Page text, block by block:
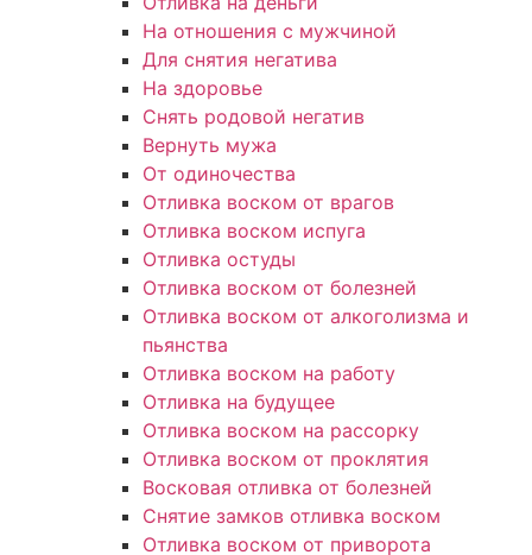
На отношения с мужчиной
Для снятия негатива
На здоровье
Снять родовой негатив
Вернуть мужа
От одиночества
Отливка воском от врагов
Отливка воском испуга
Отливка остуды
Отливка воском от болезней
Отливка воском от алкоголизма и
пьянства
Отливка воском на работу
Отливка на будущее
Отливка воском на рассорку
Отливка воском от проклятия
Восковая отливка от болезней
Снятие замков отливка воском
Отливка воском от приворота